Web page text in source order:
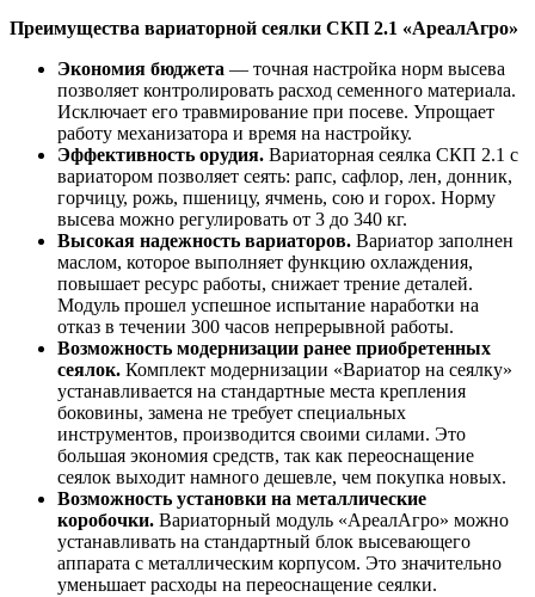
Преимущества вариаторной сеялки СКП 2.1 «АреалАгро»
Экономия бюджета — точная настройка норм высева
позволяет контролировать расход семенного материала.
Исключает его травмирование при посеве. Упрощает
работу механизатора и время на настройку.
Эффективность орудия. Вариаторная сеялка СКП 2.1 с
вариатором позволяет сеять: рапс, сафлор, лен, донник,
горчицу, рожь, пшеницу, ячмень, сою и горох. Норму
высева можно регулировать от 3 до 340 кг.
Высокая надежность вариаторов. Вариатор заполнен
маслом, которое выполняет функцию охлаждения,
повышает ресурс работы, снижает трение деталей.
Модуль прошел успешное испытание наработки на
отказ в течении 300 часов непрерывной работы.
Возможность модернизации ранее приобретенных
сеялок. Комплект модернизации «Вариатор на сеялку»
устанавливается на стандартные места крепления
боковины, замена не требует специальных
инструментов, производится своими силами. Это
большая экономия средств, так как переоснащение
сеялок выходит намного дешевле, чем покупка новых.
Возможность установки на металлические
коробочки. Вариаторный модуль «АреалАгро» можно
устанавливать на стандартный блок высевающего
аппарата с металлическим корпусом. Это значительно
уменьшает расходы на переоснащение сеялки.